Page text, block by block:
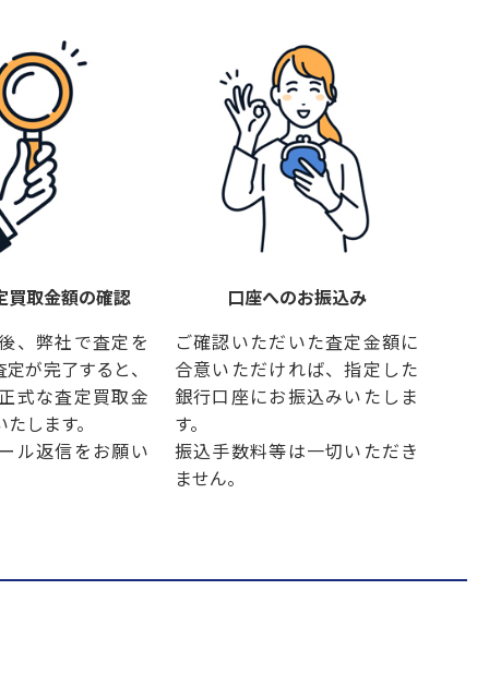
買取金額の確認
、弊社で査定を
が完了すると、
式な査定買取金
します。
ル返信をお願い
口座へのお振込み
ご確認いただいた査定金額に
合意いただければ、指定した
銀行口座にお振込みいたしま
す。
振込手数料等は一切いただき
ません。